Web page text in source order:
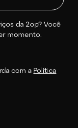
da 2op? Você
momento.
com aPolítica